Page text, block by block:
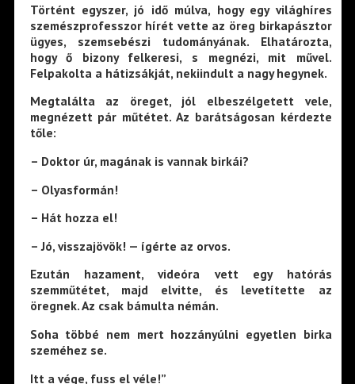
Történt egyszer, jó idő múlva, hogy egy világhíres
szemészprofesszor hírét vette az öreg birkapásztor
ügyes, szemsebészi tudományának. Elhatározta,
hogy ő bizony felkeresi, s megnézi, mit művel.
Felpakolta a hátizsákját, nekiindult a nagy hegynek.
Megtalálta az öreget, jól elbeszélgetett vele,
megnézett pár műtétet. Az barátságosan kérdezte
tőle:
– Doktor úr, magának is vannak birkái?
– Olyasformán!
– Hát hozza el!
– Jó, visszajövök! — ígérte az orvos.
Ezután hazament, videóra vett egy hatórás
szemműtétet, majd elvitte, és levetítette az
öregnek. Az csak bámulta némán.
Soha többé nem mert hozzányúlni egyetlen birka
szeméhez se.
Itt a vége, fuss el véle!”